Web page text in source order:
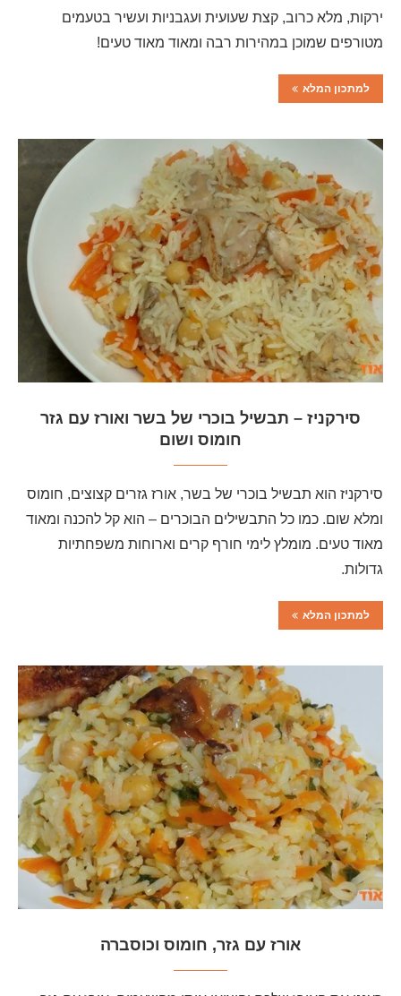
ירקות, מלא כרוב, קצת שעועית ועגבניות ועשיר בטעמים
מטורפים שמוכן במהירות רבה ומאוד מאוד טעים!
למתכון המלא
סירקניז – תבשיל בוכרי של בשר ואורז עם גזר
חומוס ושום
סירקניז הוא תבשיל בוכרי של בשר, אורז גזרים קצוצים, חומוס
ומלא שום. כמו כל התבשילים הבוכרים – הוא קל להכנה ומאוד
מאוד טעים. מומלץ לימי חורף קרים וארוחות משפחתיות
גדולות.
למתכון המלא
אורז עם גזר, חומוס וכוסברה